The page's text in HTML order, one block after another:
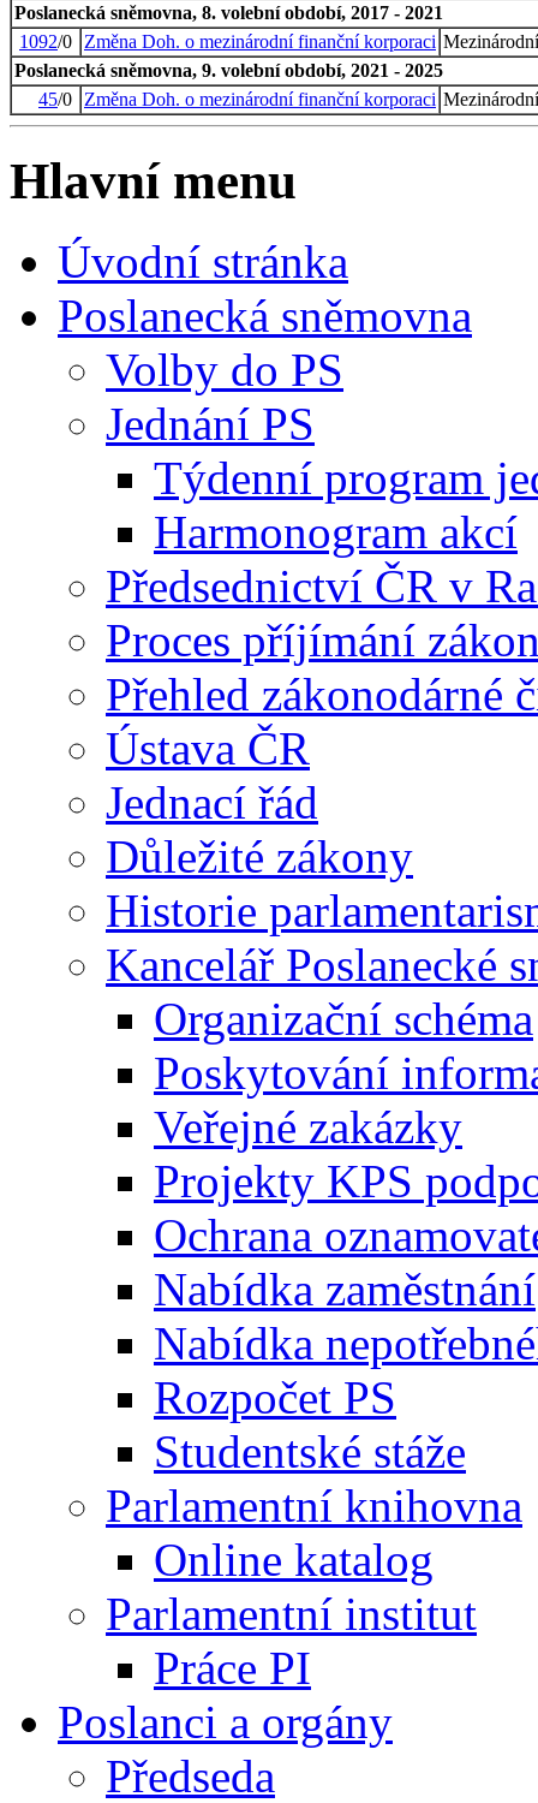
Poslanecká sněmovna, 8. volební období, 2017 - 2021
1092/0 Změna Doh. o mezinárodní finanční korporaci
Poslanecká sněmovna, 9. volební období, 2021 - 2025
45/0 Změna Doh. o mezinárodní finanční korporaci
Hlavní menu
Úvodní stránka
Poslanecká sněmovna
Volby do PS
Jednání PS
Týdenní program
Harmonogram akcí
Předsednictví ČR v
Proces příjímání
Přehled zákonodárné
Ústava ČR
Jednací řád
Důležité zákony
Historie
Kancelář Poslanecké
Organizační schéma
Poskytování
Veřejné zakázky
Projekty KPS
Ochrana
Nabídka zaměstnání
Nabídka
Rozpočet PS
Studentské stáže
Parlamentní knihovna
Online katalog
Parlamentní institut
Práce PI
Poslanci a orgány
Předseda